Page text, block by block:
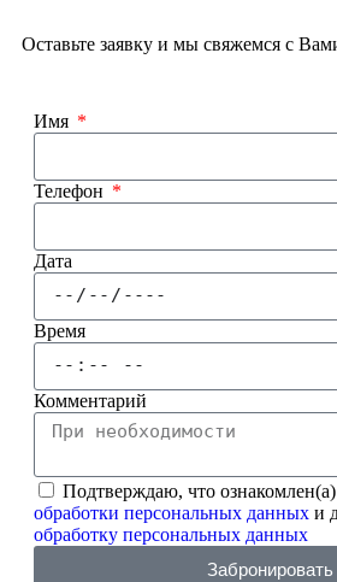
Оставьте заявку и мы свяжемся с
Имя
Телефон
Дата
Время
Комментарий
Подтверждаю, что
обработки персональных данных и
обработку персональных данных
Забронировать